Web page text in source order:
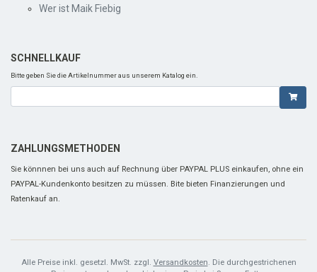
Wer ist Maik Fiebig
SCHNELLKAUF
Bitte geben Sie die Artikelnummer aus unserem Katalog ein.
ZAHLUNGSMETHODEN
Sie könnnen bei uns auch auf Rechnung über PAYPAL PLUS einkaufen, ohne ein
PAYPAL-Kundenkonto besitzen zu müssen. Bite bieten Finanzierungen und
Ratenkauf an.
Alle Preise inkl. gesetzl. MwSt. zzgl. Versandkosten. Die durchgestrichenen